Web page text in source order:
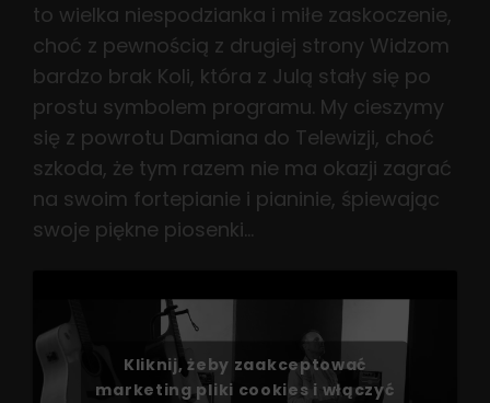
to wielka niespodzianka i miłe zaskoczenie,
choć z pewnością z drugiej strony Widzom
bardzo brak Koli, która z Julą stały się po
prostu symbolem programu. My cieszymy
się z powrotu Damiana do Telewizji, choć
szkoda, że tym razem nie ma okazji zagrać
na swoim fortepianie i pianinie, śpiewając
swoje piękne piosenki…
Kliknij, żeby zaakceptować
marketing pliki cookies i włączyć